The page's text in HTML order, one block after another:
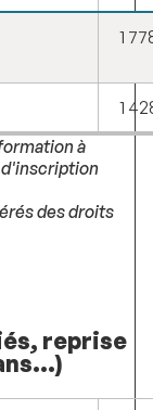
1
1
à
d'inscription
des droits
reprise